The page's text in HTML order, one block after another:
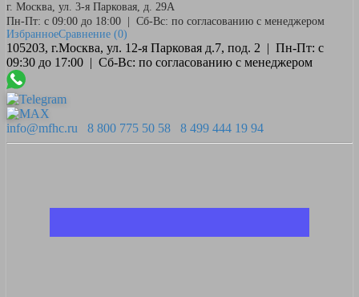
г. Москва, ул. 3-я Парковая, д. 29А
Пн-Пт: с 09:00 до 18:00 | Сб-Вс: по согласованию с менеджером
ИзбранноеСравнение (0)
105203, г.Москва, ул. 12-я Парковая д.7, под. 2 | Пн-Пт: с
09:30 до 17:00 | Сб-Вс: по согласованию с менеджером
info@mfhc.ru 8 800 775 50 58 8 499 444 19 94